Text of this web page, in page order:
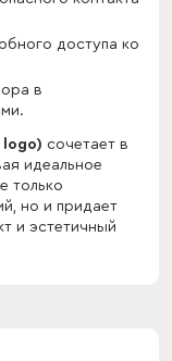
доступа ко
в
logo) сочетает в
идеальное
только
но и придает
и эстетичный